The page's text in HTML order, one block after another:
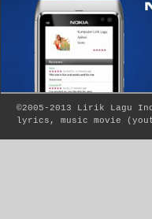
©2005-2013 Lirik Lagu
lyrics, music movie